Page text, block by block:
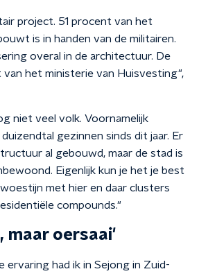
project. 51 procent van het
is in handen van de militairen.
overal in de architectuur. De
het ministerie van Huisvesting",
niet veel volk. Voornamelijk
gezinnen sinds dit jaar. Er
al gebouwd, maar de stad is
Eigenlijk kun je het je best
met hier en daar clusters
compounds."
maar oersaai'
ervaring had ik in Sejong in Zuid-